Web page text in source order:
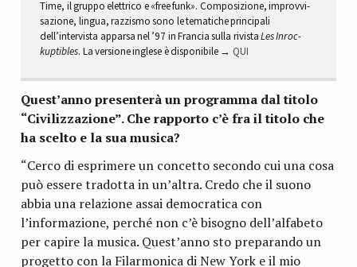
Time, il gruppo elet­trico e «free funk». Com­po­si­zione, improv­vi­
sa­zione, lin­gua, raz­zi­smo sono le tema­ti­che prin­ci­pali
dell’intervista apparsa nel ’97 in Fran­cia sulla rivi­staLes Inroc­
kup­ti­bles. La versione inglese è disponibile → QUI
Quest’anno pre­sen­terà un pro­gramma dal titolo
“Civi­liz­za­zione”. Che rap­porto c’è fra il titolo che
ha scelto e la sua musica?
“Cerco di espri­mere un con­cetto secondo cui una cosa
può essere tra­dotta in un’altra. Credo che il suono
abbia una rela­zione assai demo­cra­tica con
l’informazione, per­ché non c’è biso­gno dell’alfabeto
per capire la musica. Quest’anno sto pre­pa­rando un
pro­getto con la Filar­mo­nica di New York e il mio